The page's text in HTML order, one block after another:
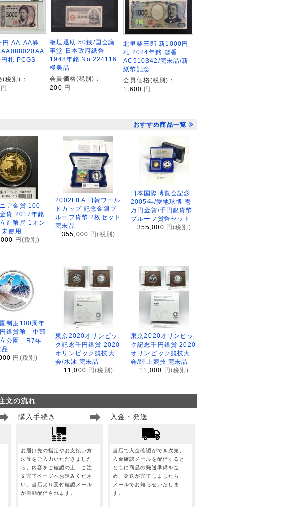
円 AA-AA券
札 PCGS-
税別)：
円
板垣退助 50銭/国会議
事堂 日本政府紙幣
1948年銘 No.224116
極美品
会員価格(税別)：
200 円
北里柴三郎 新1000円
札 2024年銘 趣番
AC510342/完未品/新
紙幣記念
会員価格(税別)：
1,600 円
おすすめ商品一覧
ア金貨 100
貨 2017年銘
造幣局 1オン
未使用
円(税別)
2002FIFA 日韓ワール
ドカップ 記念金銀プ
ルーフ貨幣 2枚セット
完未品
355,000 円(税別)
日本国際博覧会記念
2005年/愛地球博 壱
万円金貨/千円銀貨幣
プルーフ貨幣セット
355,000 円(税別)
制度100周年
銀貨幣「中部
公園」R7年
品
円(税別)
東京2020オリンピッ
ク記念千円銀貨 2020
オリンピック競技大
会/水泳 完未品
11,000 円(税別)
東京2020オリンピッ
ク記念千円銀貨 2020
オリンピック競技大
会/陸上競技 完未品
11,000 円(税別)
文の流れ
購入手続き
お届け先の指定やお支払い方
法等をご入力いただきました
ら、内容をご確認の上、ご注
文完了ページへお進みくださ
い。当店より受付確認メール
が自動配信されます。
入金・発送
当店で入金確認ができ次第、
入金確認メールを配信すると
ともに商品の発送準備を進
め、発送が完了しましたら、
メールでお知らせいたしま
す。